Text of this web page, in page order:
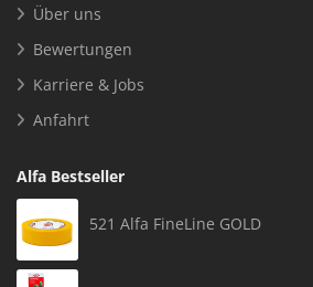
Über uns
Bewertungen
Karriere & Jobs
Anfahrt
Alfa Bestseller
521 Alfa FineLine GOLD